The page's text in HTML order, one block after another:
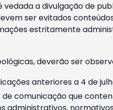
a divulgação de
ser evitados
estritamente
deverão ser
anteriores a 4 de
comunicação que